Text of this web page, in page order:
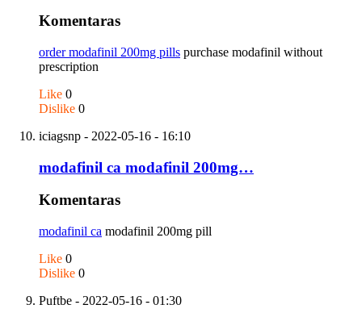
Komentaras
order modafinil 200mg pills purchase modafinil without
prescription
Like 0
Dislike 0
iciagsnp - 2022-05-16 - 16:10
modafinil ca modafinil 200mg…
Komentaras
modafinil ca modafinil 200mg pill
Like 0
Dislike 0
Puftbe - 2022-05-16 - 01:30